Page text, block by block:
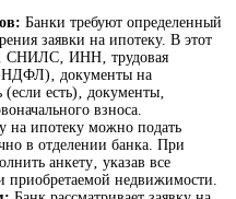
Банки требуют определенный
заявки на ипотеку. В этот
СНИЛС‚ ИНН‚ трудовая
НДФЛ)‚ документы на
есть)‚ документы‚
взноса.
на ипотеку можно подать
в отделении банка. При
анкету‚ указав все
приобретаемой недвижимости.